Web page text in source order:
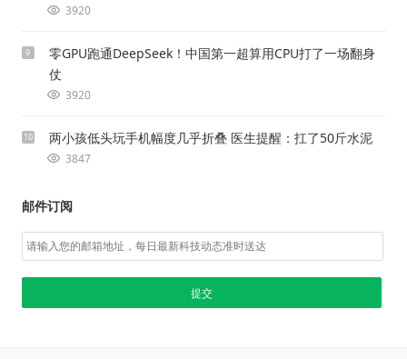
3920
9
零GPU跑通DeepSeek！中国第一超算用CPU打了一场翻身
仗
3920
10 两小孩低头玩手机幅度几乎折叠 医生提醒：扛了50斤水泥
3847
邮件订阅